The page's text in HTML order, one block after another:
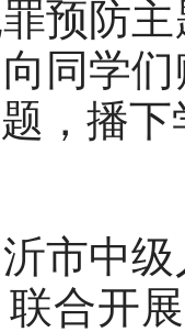
预防
同学
，播
中级
合开